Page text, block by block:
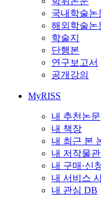
국내학술논
해외학술논
학술지
단행본
연구보고서
공개강의
MyRISS
내 추천논문
내 책장
내 최근 본
내 저작물관
내 구매·신
내 서비스
내 관심 DB